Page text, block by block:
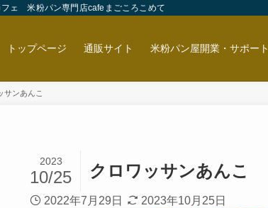
フェ 米粉パン専門店cafeまごころこめて
トップページ 通販サイト 米粉パン屋開業・サポート
サンあんこ
クロワッサンあんこ
2023
10/25
2022年7月29日 2023年10月25日